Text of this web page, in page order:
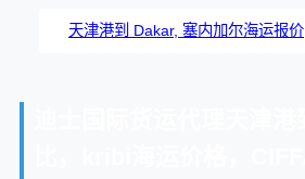
天津港到 Dakar, 塞内加尔海运报价